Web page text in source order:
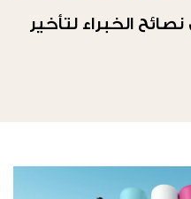
و60: أفضل نصائح الخبراء لتأخير